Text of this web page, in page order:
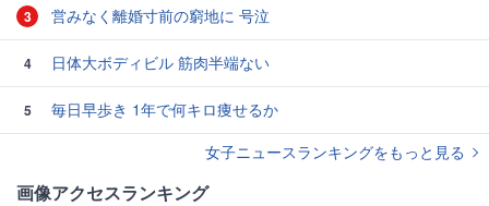
3 営みなく離婚寸前の窮地に 号泣
4 日体大ボディビル 筋肉半端ない
5
毎日早歩き 1年で何キロ痩せるか
女子ニュースランキングをもっと見る
画像アクセスランキング